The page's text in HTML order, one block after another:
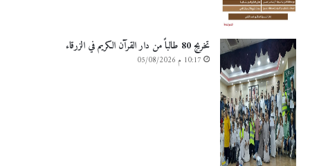
تخريج 80 طالباً من دار القرآن الكريم في الزرقاء
10:17 م 05/08/2026